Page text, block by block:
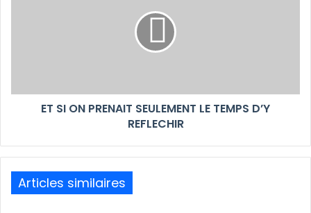
ET SI ON PRENAIT SEULEMENT LE TEMPS D’Y
REFLECHIR
Articles similaires